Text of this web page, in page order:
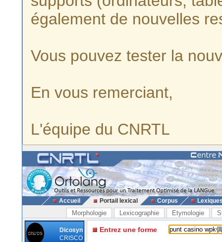
également de nouvelles
Vous pouvez tester la
En vous remerciant,
L'équipe du CNRTL
Accueil Portail lexical Corpus
Morphologie Lexicographie Etymologie
Dicosyn
CRISCO
Entrez une forme